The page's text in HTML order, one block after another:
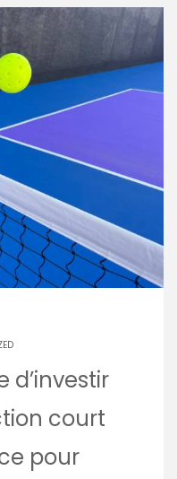
d’investir
court
pour